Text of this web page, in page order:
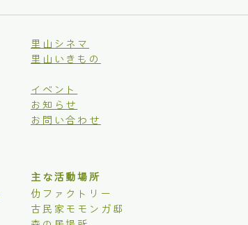
地元
【
里山シネマ
里山いきもの
イベント
お知らせ
お問い合わせ
主な活動場所
仂ファクトリー
古民家モモンガ邸